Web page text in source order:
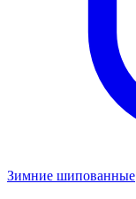
Зимние шипованные